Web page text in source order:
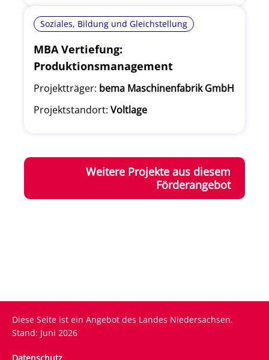
Soziales, Bildung und Gleichstellung
MBA Vertiefung:
Produktionsmanagement
Projektträger: bema Maschinenfabrik GmbH
Projektstandort: Voltlage
Weitere Projekte aus diesem
Förderangebot
Diese Seite ist ein Angebot des Landes Niedersachsen.
Stand: Juni 2026